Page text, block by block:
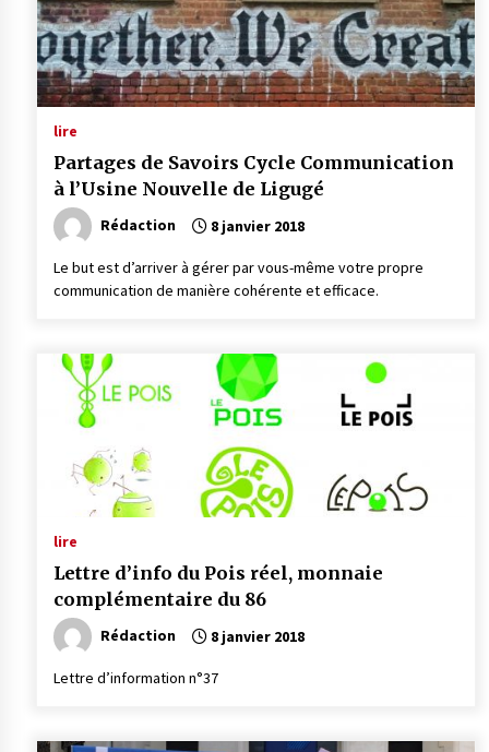
lire
Partages de Savoirs Cycle Communication
à l’Usine Nouvelle de Ligugé
Rédaction 8 janvier 2018
Le but est d’arriver à gérer par vous-même votre propre
communication de manière cohérente et efficace.
lire
Lettre d’info du Pois réel, monnaie
complémentaire du 86
Rédaction 8 janvier 2018
Lettre d’information n°37